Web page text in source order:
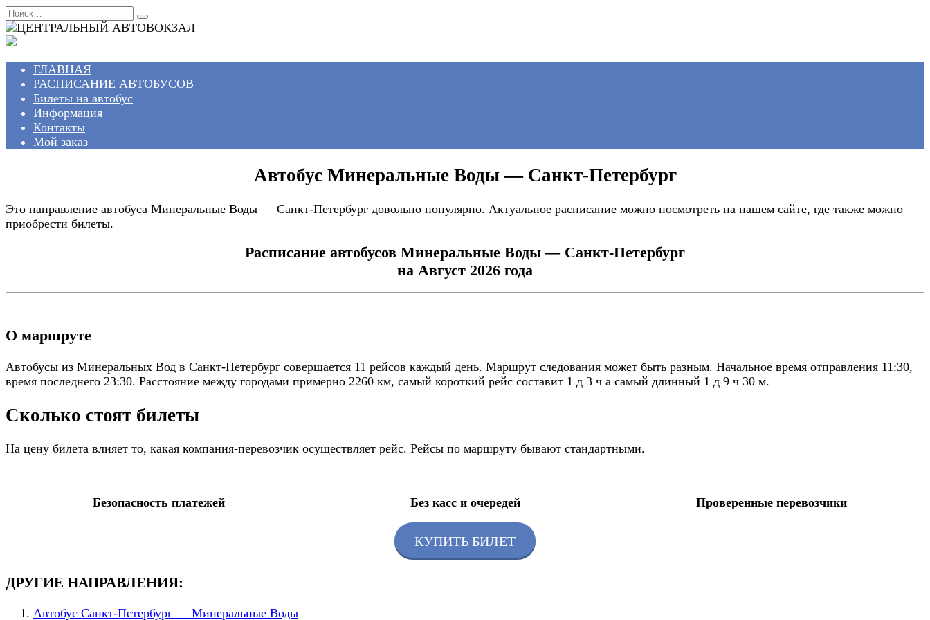
Перейти
к
содержанию
Search
for:
ГЛАВНАЯ
РАСПИСАНИЕ АВТОБУСОВ
Билеты на автобус
Информация
Контакты
Мой заказ
Автобус Минеральные Воды — Санкт-Петербург
Это направление автобуса Минеральные Воды — Санкт-Петербург довольно популярно. Актуальное расписание можно посмотреть на нашем сайте, где также можно
приобрести билеты.
Расписание автобусов Минеральные Воды — Санкт-Петербург
на Август 2026 года
О маршруте
Автобусы из Минеральных Вод в Санкт-Петербург совершается 11 рейсов каждый день. Маршрут следования может быть разным. Начальное время отправления 11:30,
время последнего 23:30. Расстояние между городами примерно 2260 км, самый короткий рейс составит 1 д 3 ч а самый длинный 1 д 9 ч 30 м.
Сколько стоят билеты
На цену билета влияет то, какая компания-перевозчик осуществляет рейс. Рейсы по маршруту бывают стандартными.
Безопасность платежей Без касс и очередей Проверенные перевозчики
КУПИТЬ БИЛЕТ
ДРУГИЕ НАПРАВЛЕНИЯ:
Автобус Санкт-Петербург — Минеральные Воды